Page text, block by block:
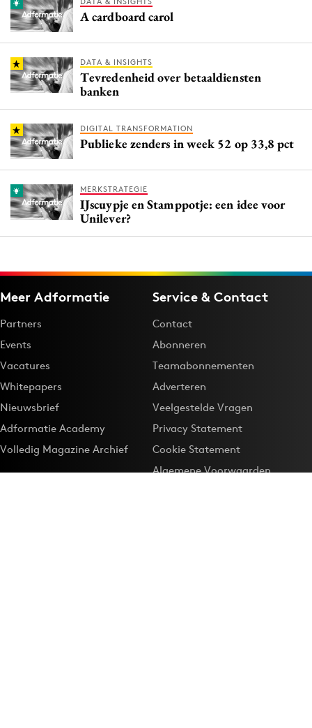
A cardboard carol
DATA & INSIGHTS
Tevredenheid over betaaldiensten
banken
DIGITAL TRANSFORMATION
Publieke zenders in week 52 op 33,8 pct
MERKSTRATEGIE
IJscuypje en Stamppotje: een idee voor
Unilever?
Meer Adformatie
Partners
Events
Vacatures
Whitepapers
Nieuwsbrief
Adformatie Academy
Volledig Magazine Archief
Service & Contact
Contact
Abonneren
Teamabonnementen
Adverteren
Veelgestelde Vragen
Privacy Statement
Cookie Statement
Algemene Voorwaarden